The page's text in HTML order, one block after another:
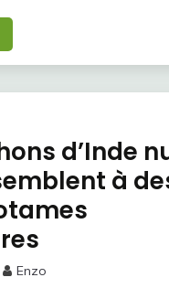
d’Inde
à
Enzo